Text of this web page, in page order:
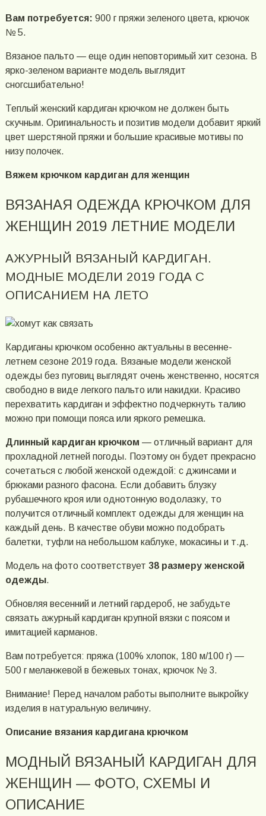
Вам потребуется: 900 г пряжи зеленого цвета, крючок
№ 5.
Вязаное пальто — еще один неповторимый хит сезона. В
ярко-зеленом варианте модель выглядит
сногсшибательно!
Теплый женский кардиган крючком не должен быть
скучным. Оригинальность и позитив модели добавит яркий
цвет шерстяной пряжи и большие красивые мотивы по
низу полочек.
Вяжем крючком кардиган для женщин
ВЯЗАНАЯ ОДЕЖДА КРЮЧКОМ ДЛЯ
ЖЕНЩИН 2019 ЛЕТНИЕ МОДЕЛИ
АЖУРНЫЙ ВЯЗАНЫЙ КАРДИГАН.
МОДНЫЕ МОДЕЛИ 2019 ГОДА С
ОПИСАНИЕМ НА ЛЕТО
Кардиганы крючком особенно актуальны в весенне-
летнем сезоне 2019 года. Вязаные модели женской
одежды без пуговиц выглядят очень женственно, носятся
свободно в виде легкого пальто или накидки. Красиво
перехватить кардиган и эффектно подчеркнуть талию
можно при помощи пояса или яркого ремешка.
Длинный кардиган крючком — отличный вариант для
прохладной летней погоды. Поэтому он будет прекрасно
сочетаться с любой женской одеждой: с джинсами и
брюками разного фасона. Если добавить блузку
рубашечного кроя или однотонную водолазку, то
получится отличный комплект одежды для женщин на
каждый день. В качестве обуви можно подобрать
балетки, туфли на небольшом каблуке, мокасины и т.д.
Модель на фото соответствует 38 размеру женской
одежды.
Обновляя весенний и летний гардероб, не забудьте
связать ажурный кардиган крупной вязки с поясом и
имитацией карманов.
Вам потребуется: пряжа (100% хлопок, 180 м/100 г) —
500 г меланжевой в бежевых тонах, крючок № 3.
Внимание! Перед началом работы выполните выкройку
изделия в натуральную величину.
Описание вязания кардигана крючком
МОДНЫЙ ВЯЗАНЫЙ КАРДИГАН ДЛЯ
ЖЕНЩИН — ФОТО, СХЕМЫ И
ОПИСАНИЕ